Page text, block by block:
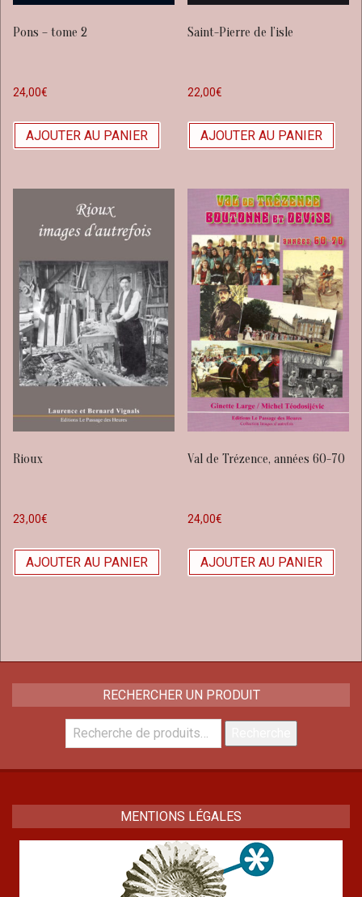
Pons – tome 2
24,00€
AJOUTER AU PANIER
Saint-Pierre de l’isle
22,00€
AJOUTER AU PANIER
Rioux
23,00€
AJOUTER AU PANIER
Val de Trézence, années 60-70
24,00€
AJOUTER AU PANIER
RECHERCHER UN PRODUIT
Recherche
pour :
MENTIONS LÉGALES